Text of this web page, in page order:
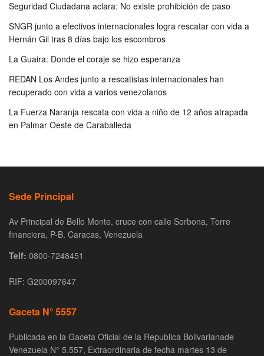
Seguridad Ciudadana aclara: No existe prohibición de paso
SNGR junto a efectivos internacionales logra rescatar con vida a
Hernán Gil tras 8 días bajo los escombros
La Guaira: Donde el coraje se hizo esperanza
REDAN Los Andes junto a rescatistas internacionales han
recuperado con vida a varios venezolanos
La Fuerza Naranja rescata con vida a niño de 12 años atrapada
en Palmar Oeste de Caraballeda
Sede Principal
Av Principal de Bello Monte, cruce con calle Sorbona, Torre
financiera, P-B. Caracas, Venezuela
Telf: 0800-7248451
RIF: G200097647
Gaceta N° 5557
Publicada en la Gaceta Oficial de la Republica Bolivarianade
Venezuela N° 5.557, Extraordinaria de fecha martes 13 de